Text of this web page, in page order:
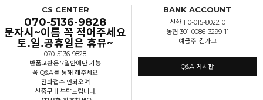
CS CENTER
070-5136-9828
문자시~이름 꼭 적어주세요
토.일.공휴일은 휴뮤~
070-5136-9828
반품교환은 7일안에만 가능
꼭 Q&A를 통해 해주세요
전화접수 안되오며
신중구매 부탁드립니다.
BANK ACCOUNT
신한 110-015-802210
농협 301-0086-3299-11
예금주: 김가교
Q&A 게시판